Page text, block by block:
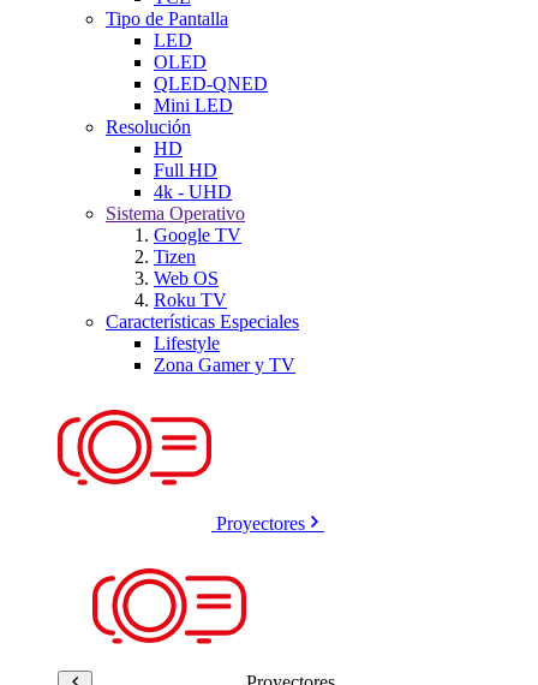
Tipo de Pantalla
LED
OLED
QLED-QNED
Mini LED
Resolución
HD
Full HD
4k - UHD
Sistema Operativo
Google TV
Tizen
Web OS
Roku TV
Características Especiales
Lifestyle
Zona Gamer y TV
Proyectores